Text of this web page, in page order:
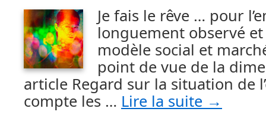
Je fais le rêve … pour
longuement observé
modèle social et
point de vue de la
article Regard sur la situation de
compte les … Lire la suite →